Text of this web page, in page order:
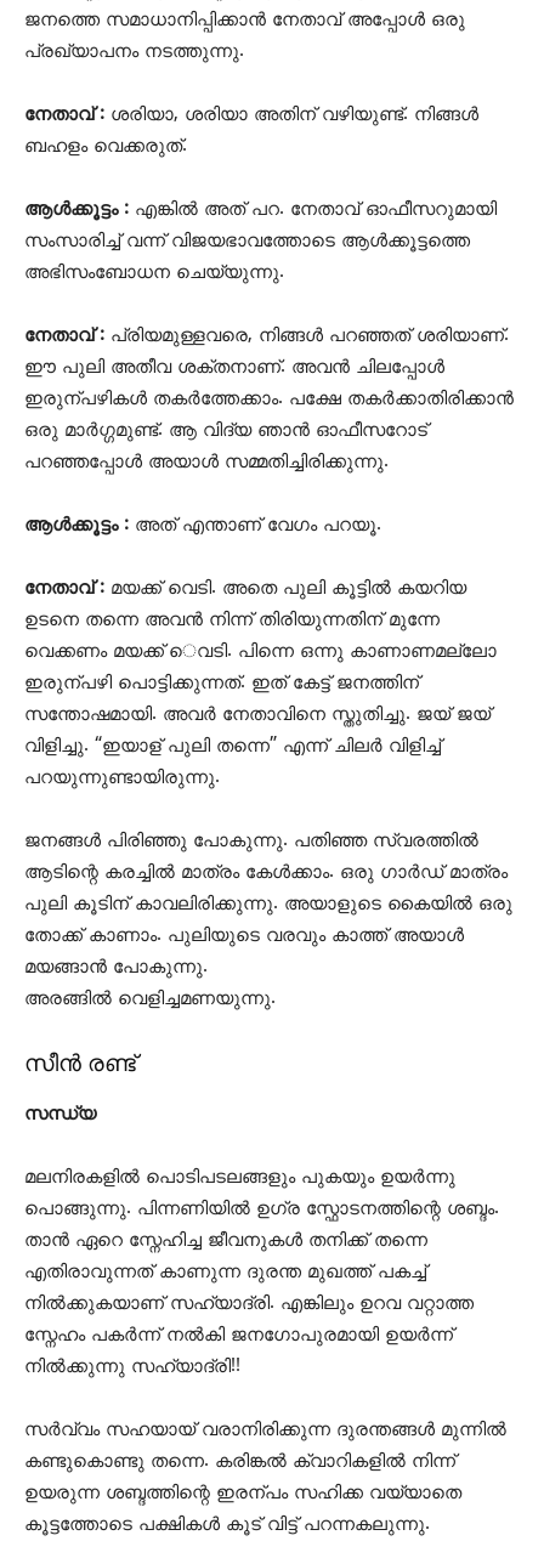
ജനത്തെ സമാധാനിപ്പിക്കാൻ നേതാവ് അപ്പോൾ ഒരു
പ്രഖ്യാപനം നടത്തുന്നു.
നേതാവ് : ശരിയാ, ശരിയാ അതിന് വഴിയുണ്ട്. നിങ്ങൾ
ബഹളം വെക്കരുത്.
ആൾക്കൂട്ടം : എങ്കിൽ അത് പറ. നേതാവ് ഓഫീസറുമായി
സംസാരിച്ച് വന്ന് വിജയഭാവത്തോടെ ആൾക്കൂട്ടത്തെ
അഭിസംബോധന ചെയ്യുന്നു.
നേതാവ് : പ്രിയമുള്ളവരെ, നിങ്ങൾ പറഞ്ഞത് ശരിയാണ്.
ഈ പുലി അതീവ ശക്തനാണ്. അവൻ ചിലപ്പോൾ
ഇരുന്പഴികൾ തകർത്തേക്കാം. പക്ഷേ തകർക്കാതിരിക്കാൻ
ഒരു മാർഗ്ഗമുണ്ട്. ആ വിദ്യ ഞാൻ ഓഫീസറോട്
പറഞ്ഞപ്പോൾ അയാൾ സമ്മതിച്ചിരിക്കുന്നു.
ആൾക്കൂട്ടം : അത് എന്താണ് വേഗം പറയൂ.
നേതാവ് : മയക്ക് വെടി. അതെ പുലി കൂട്ടിൽ കയറിയ
ഉടനെ തന്നെ അവൻ നിന്ന് തിരിയുന്നതിന് മുന്നേ
വെക്കണം മയക്ക് െവടി. പിന്നെ ഒന്നു കാണാണമല്ലോ
ഇരുന്പഴി പൊട്ടിക്കുന്നത്. ഇത് കേട്ട് ജനത്തിന്
സന്തോഷമായി. അവർ നേതാവിനെ സ്തുതിച്ചു. ജയ് ജയ്
വിളിച്ചു. “ഇയാള് പുലി തന്നെ” എന്ന് ചിലർ വിളിച്ച്
പറയുന്നുണ്ടായിരുന്നു.
ജനങ്ങൾ പിരിഞ്ഞു പോകുന്നു. പതിഞ്ഞ സ്വരത്തിൽ
ആടിന്റെ കരച്ചിൽ മാത്രം കേൾക്കാം. ഒരു ഗാർഡ് മാത്രം
പുലി കൂടിന് കാവലിരിക്കുന്നു. അയാളുടെ കൈയിൽ ഒരു
തോക്ക് കാണാം. പുലിയുടെ വരവും കാത്ത് അയാൾ
മയങ്ങാൻ പോകുന്നു.
അരങ്ങിൽ വെളിച്ചമണയുന്നു.
സീൻ രണ്ട്
സന്ധ്യ
മലനിരകളിൽ പൊടിപടലങ്ങളും പുകയും ഉയർന്നു
പൊങ്ങുന്നു. പിന്നണിയിൽ ഉഗ്ര സ്ഫോടനത്തിന്റെ ശബ്ദം.
താൻ ഏറെ സ്നേഹിച്ച ജീവനുകൾ തനിക്ക് തന്നെ
എതിരാവുന്നത് കാണുന്ന ദുരന്ത മുഖത്ത് പകച്ച്
നിൽക്കുകയാണ് സഹ്യാദ്രി. എങ്കിലും ഉറവ വറ്റാത്ത
സ്നേഹം പകർന്ന് നൽകി ജനഗോപുരമായി ഉയർന്ന്
നിൽക്കുന്നു സഹ്യാദ്രി!!
സർവ്വം സഹയായ് വരാനിരിക്കുന്ന ദുരന്തങ്ങൾ മുന്നിൽ
കണ്ടുകൊണ്ടു തന്നെ. കരിങ്കൽ ക്വാറികളിൽ നിന്ന്
ഉയരുന്ന ശബ്ദത്തിന്റെ ഇരന്പം സഹിക്ക വയ്യാതെ
കൂട്ടത്തോടെ പക്ഷികൾ കൂട് വിട്ട് പറന്നകലുന്നു.